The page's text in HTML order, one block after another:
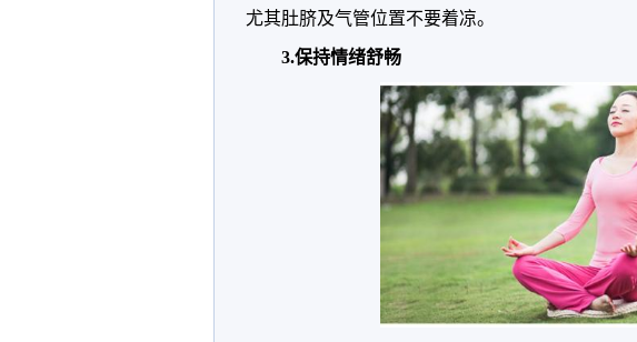
尤其肚脐及气管位置不要着凉。
3.保持情绪舒畅